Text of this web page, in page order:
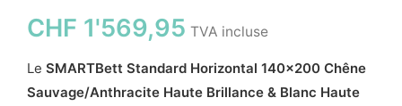
CHF 1'569,95 TVA incluse
Le SMARTBett Standard Horizontal 140x200 Chêne
Sauvage/Anthracite Haute Brillance & Blanc Haute